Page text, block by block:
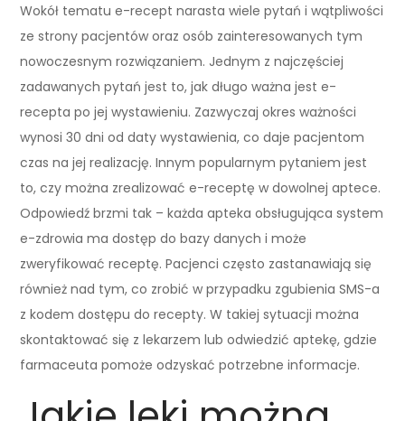
Wokół tematu e-recept narasta wiele pytań i wątpliwości
ze strony pacjentów oraz osób zainteresowanych tym
nowoczesnym rozwiązaniem. Jednym z najczęściej
zadawanych pytań jest to, jak długo ważna jest e-
recepta po jej wystawieniu. Zazwyczaj okres ważności
wynosi 30 dni od daty wystawienia, co daje pacjentom
czas na jej realizację. Innym popularnym pytaniem jest
to, czy można zrealizować e-receptę w dowolnej aptece.
Odpowiedź brzmi tak – każda apteka obsługująca system
e-zdrowia ma dostęp do bazy danych i może
zweryfikować receptę. Pacjenci często zastanawiają się
również nad tym, co zrobić w przypadku zgubienia SMS-a
z kodem dostępu do recepty. W takiej sytuacji można
skontaktować się z lekarzem lub odwiedzić aptekę, gdzie
farmaceuta pomoże odzyskać potrzebne informacje.